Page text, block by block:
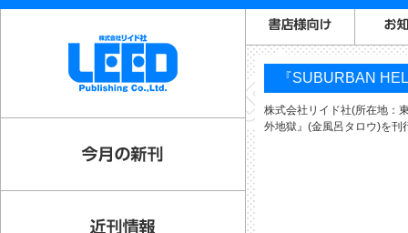
『SUBURBAN
株式会社リイド社(所在地：
外地獄』(金風呂タロウ)を刊